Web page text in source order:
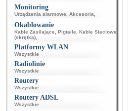
Monitoring
Urządzenia alarmowe Akcesoria
Okablowanie
Kable Zasilające Pigtaile
Kable Sieciowe
(skrętka)
Platformy WLAN
Wszystkie
Radiolinie
Wszystkie
Routery
Wszystkie
Routery ADSL
Wszystkie